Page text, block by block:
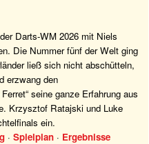
Darts-WM 2026 mit Niels
Die Nummer fünf der Welt ging
ließ sich nicht abschütteln,
erzwang den
seine ganze Erfahrung aus
Krzysztof Ratajski und Luke
ein.
· Spielplan · Ergebnisse